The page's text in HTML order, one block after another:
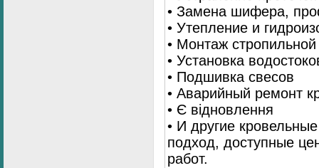
• Замена шифера,
• Утепление и
• Монтаж
• Установка
• Подшивка свесов
• Аварийный ремонт
• Є відновлення
• И другие
подход, доступные
работ.